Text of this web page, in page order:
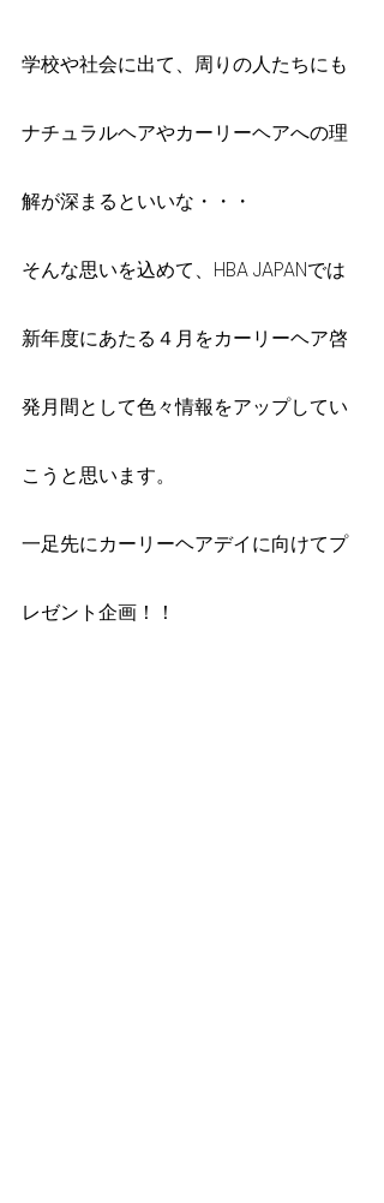
学校や社会に出て、周りの人たちにも
ナチュラルヘアやカーリーヘアへの理
解が深まるといいな・・・
そんな思いを込めて、HBA JAPANでは
新年度にあたる４月をカーリーヘア啓
発月間として色々情報をアップしてい
こうと思います。
一足先にカーリーヘアデイに向けてプ
レゼント企画！！